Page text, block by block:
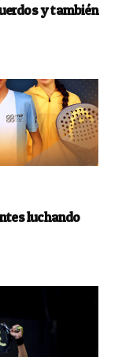
y también
luchando